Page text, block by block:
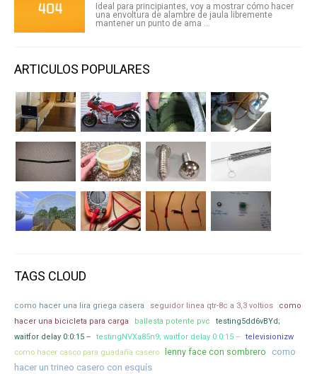
Ideal para principiantes, voy a mostrar cómo hacer
una envoltura de alambre de jaula libremente
mantener un punto de ama ...
ARTICULOS POPULARES
TAGS CLOUD
como hacer una lira griega casera seguidor linea qtr-8c a 3,3 voltios
como
hacer una bicicleta para carga
ballesta potente pvc
testing5dd6vBYd;
waitfor delay 0:0:15 --
testingNVXa85n9; waitfor delay 0:0:15 --
televisionizw
como hacer casco para guadaña casero
lenny face con sombrero
como
hacer un trineo casero con esquís